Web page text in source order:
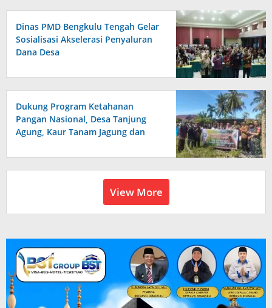
Dinas PMD Bengkulu Tengah Gelar
Sosialisasi Akselerasi Penyaluran
Dana Desa
Dukung Program Ketahanan
Pangan Nasional, Desa Tanjung
Agung, Kaur Tanam Jagung dan
View More